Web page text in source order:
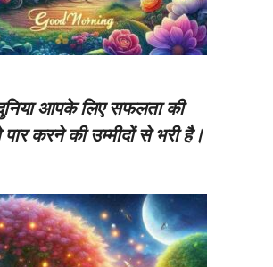
आपके लिए सफलता की
करने की उम्मीदों से भरी है।